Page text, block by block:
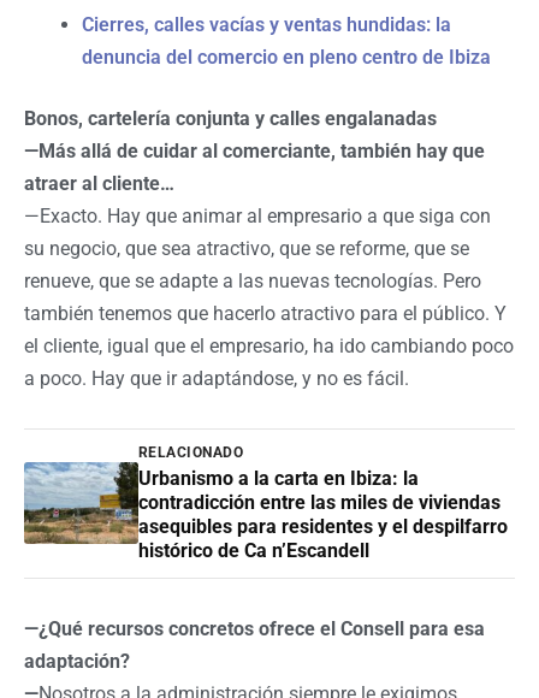
Cierres, calles vacías y ventas hundidas: la
denuncia del comercio en pleno centro de Ibiza
Bonos, cartelería conjunta y calles engalanadas
—Más allá de cuidar al comerciante, también hay que
atraer al cliente…
—Exacto. Hay que animar al empresario a que siga con
su negocio, que sea atractivo, que se reforme, que se
renueve, que se adapte a las nuevas tecnologías. Pero
también tenemos que hacerlo atractivo para el público. Y
el cliente, igual que el empresario, ha ido cambiando poco
a poco. Hay que ir adaptándose, y no es fácil.
RELACIONADO
Urbanismo a la carta en Ibiza: la
contradicción entre las miles de viviendas
asequibles para residentes y el despilfarro
histórico de Ca n’Escandell
—¿Qué recursos concretos ofrece el Consell para esa
adaptación?